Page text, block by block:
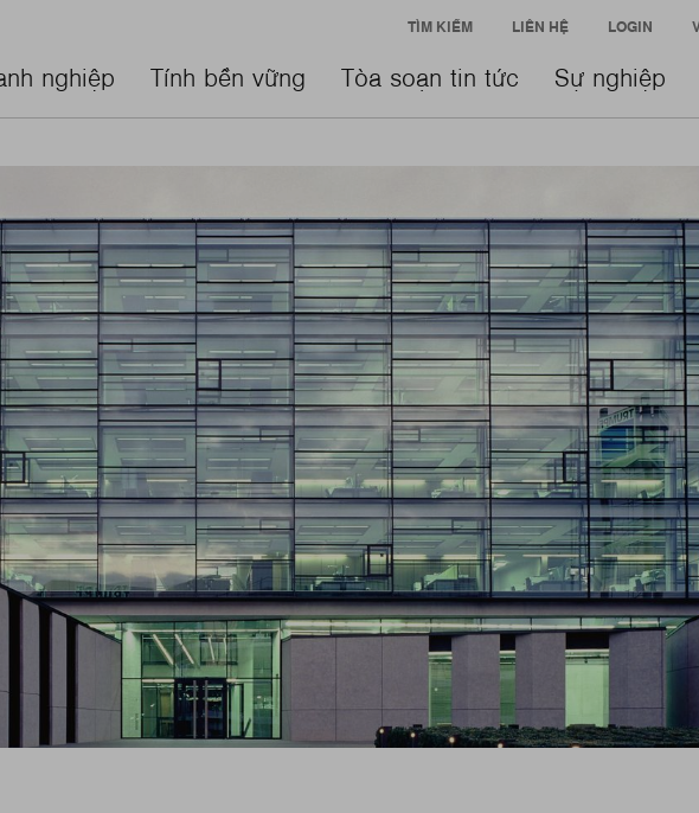
nghiệp Tính bền vững Tòa soạn tin tức Sự nghiệp
TÌM KIẾM LIÊN HỆ LOGIN